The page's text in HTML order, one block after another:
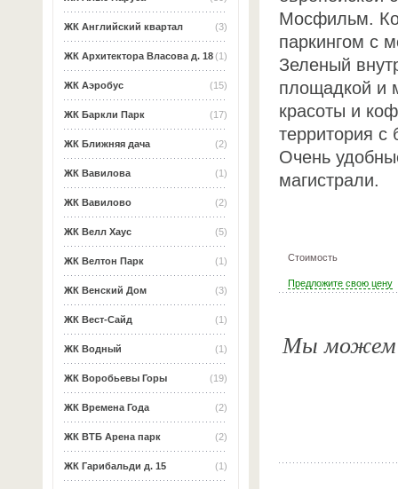
(3)
ЖК Английский квартал
(1)
ЖК Архитектора Власова д. 18
(15)
ЖК Аэробус
(17)
ЖК Баркли Парк
(2)
ЖК Ближняя дача
(1)
ЖК Вавилова
(2)
ЖК Вавилово
(5)
ЖК Велл Хаус
(1)
ЖК Велтон Парк
(3)
ЖК Венский Дом
(1)
ЖК Вест-Сайд
(1)
ЖК Водный
(19)
ЖК Воробьевы Горы
(2)
ЖК Времена Года
(2)
ЖК ВТБ Арена парк
(1)
ЖК Гарибальди д. 15
Мосфильм.
паркингом с
Зеленый
площадкой и
красоты и
территория с
Очень
магистрали.
Стоимость
Предложите свою цену
Мы можем